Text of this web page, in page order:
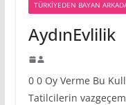
TÜRKIYEDEN BAYAN
AydınEvlilik
0 0 Oy Verme Bu
Tatilcilerin